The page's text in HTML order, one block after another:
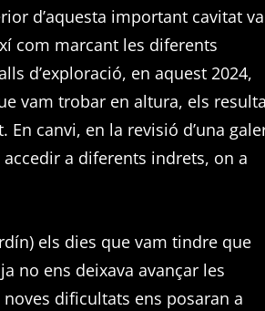
d’aquesta important cavitat
com marcant les diferents
d’exploració, en aquest 2024,
vam trobar en altura, els
canvi, en la revisió d’una
a diferents indrets, on a
els dies que vam tindre que
no ens deixava avançar les
dificultats ens posaran a